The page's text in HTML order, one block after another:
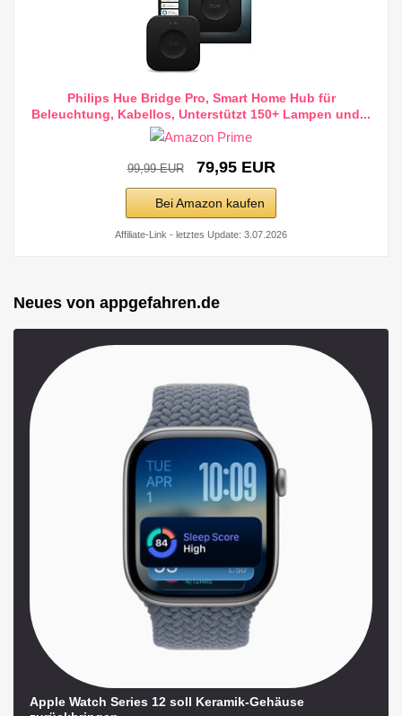
Philips Hue Bridge Pro, Smart Home Hub für
Beleuchtung, Kabellos, Unterstützt 150+ Lampen und...
99,99 EUR 79,95 EUR
Bei Amazon kaufen
Affiliate-Link - letztes Update: 3.07.2026
Neues von appgefahren.de
Apple Watch Series 12 soll Keramik-Gehäuse